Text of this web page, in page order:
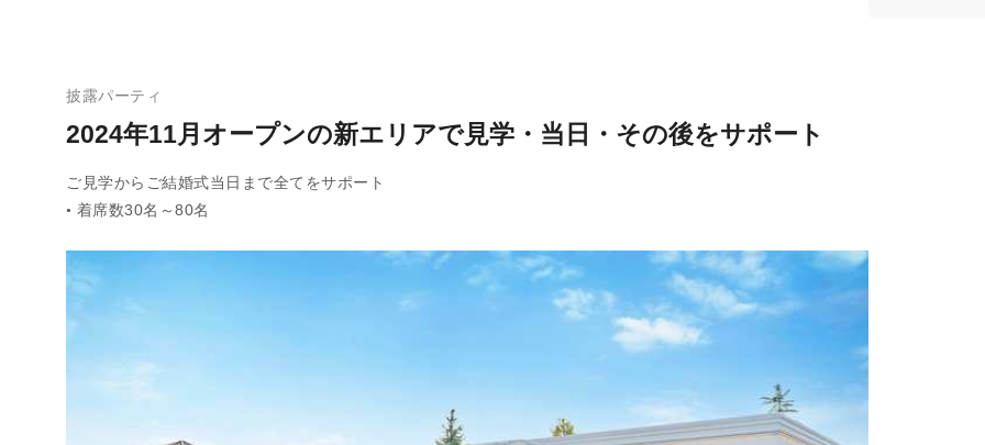
2024年11月オープンの新エリアで見学・当日・その後をサポート
披露パーティ
ご見学からご結婚式当日まで全てをサポート
● 着席数30名～80名